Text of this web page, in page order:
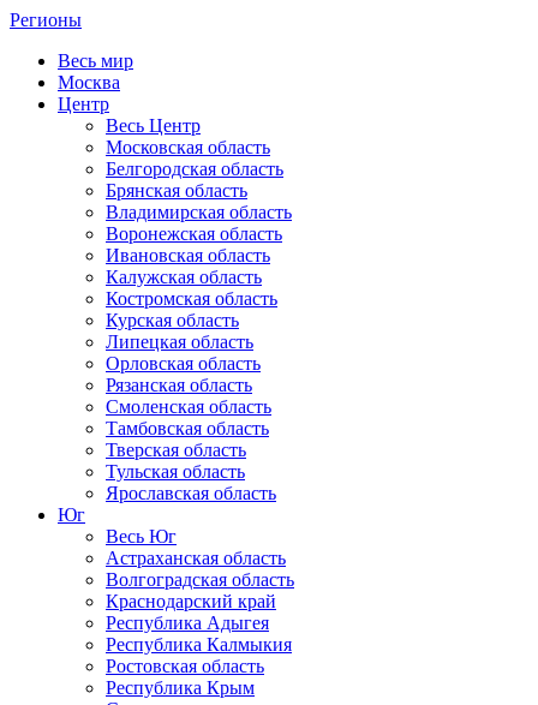
Регионы
Весь мир
Москва
Центр
Весь Центр
Московская область
Белгородская область
Брянская область
Владимирская область
Воронежская область
Ивановская область
Калужская область
Костромская область
Курская область
Липецкая область
Орловская область
Рязанская область
Смоленская область
Тамбовская область
Тверская область
Тульская область
Ярославская область
Юг
Весь Юг
Астраханская область
Волгоградская область
Краснодарский край
Республика Адыгея
Республика Калмыкия
Ростовская область
Республика Крым